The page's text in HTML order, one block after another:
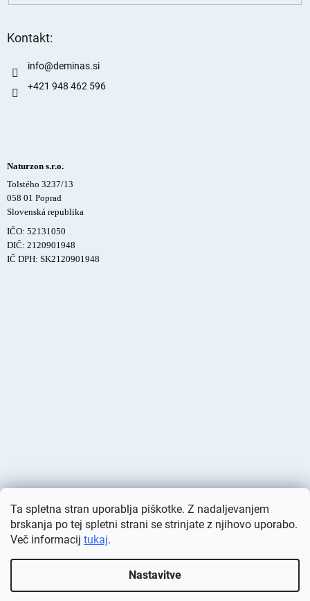
Ta spletna stran uporablja piškotke. Z nadaljevanjem
brskanja po tej spletni strani se strinjate z njihovo uporabo.
Več informacij tukaj.
Nastavitve
Kontakt:
info@deminas.si
+421 948 462 596
Naturzon s.r.o.
Tolstého 3237/13
058 01 Poprad
Slovenská republika
IČO: 52131050
DIČ: 2120901948
IČ DPH: SK2120901948